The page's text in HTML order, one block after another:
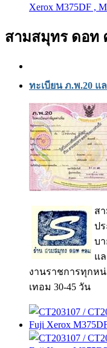
Xerox M375DF ,
สามสมุทร ดอท
ทะเบียน ภ.พ.20
ส
ป
บ
แ
งานราชการทุกหน่
เทอม 30-45 วัน